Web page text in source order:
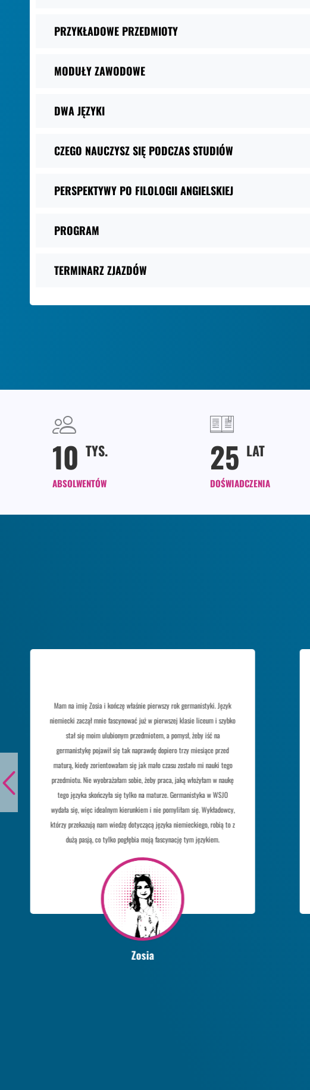
PRZYKŁADOWE PRZEDMIOTY
MODUŁY ZAWODOWE
DWA JĘZYKI
CZEGO NAUCZYSZ SIĘ PODCZAS STUDIÓW
PERSPEKTYWY PO FILOLOGII ANGIELSKIEJ
PROGRAM
TERMINARZ ZJAZDÓW
10 TYS.
ABSOLWENTÓW
25 LAT
DOŚWIADCZENIA
Zosia
Mam na imię Zosia i kończę właśnie pierwszy rok germanistyki. Język
niemiecki zaczął mnie fascynować już w pierwszej klasie liceum i szybko
stał się moim ulubionym przedmiotem, a pomysł, żeby iść na
germanistykę pojawił się tak naprawdę dopiero trzy miesiące przed
maturą, kiedy zorientowałam się jak mało czasu zostało mi nauki tego
przedmiotu. Nie wyobrażałam sobie, żeby praca, jaką włożyłam w naukę
tego języka skończyła się tylko na maturze. Germanistyka w WSJO
wydała się, więc idealnym kierunkiem i nie pomyliłam się. Wykładowcy,
którzy przekazują nam wiedzę dotyczącą języka niemieckiego, robią to z
dużą pasją, co tylko pogłębia moją fascynację tym językiem.